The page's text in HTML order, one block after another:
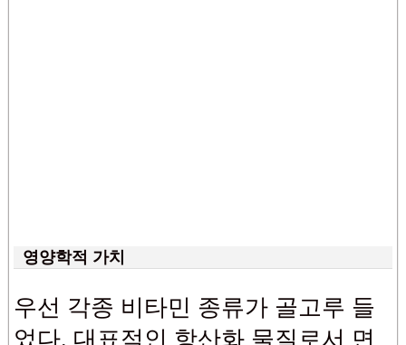
영양학적 가치
우선 각종 비타민 종류가 골고루 들
었다. 대표적인 항산화 물질로서 면